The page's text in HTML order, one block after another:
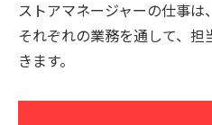
ストアマネージャーの仕事は
それぞれの業務を通して、
きます。